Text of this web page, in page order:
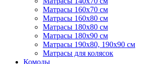
Матрасы 160х70 см
Матрасы 160х80 см
Матрасы 180х80 см
Матрасы 180х90 см
Матрасы 190х80, 190х90 см
Матрасы для колясок
Комоды